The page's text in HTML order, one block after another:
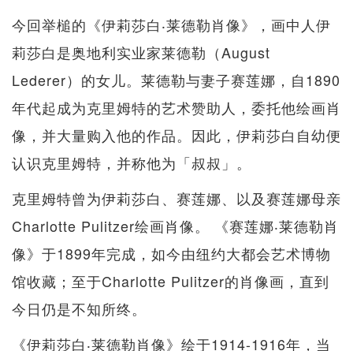
今回举槌的《伊莉莎白‧莱德勒肖像》，画中人伊
莉莎白是奥地利实业家莱德勒（August
Lederer）的女儿。莱德勒与妻子赛莲娜，自1890
年代起成为克里姆特的艺术赞助人，委托他绘画肖
像，并大量购入他的作品。因此，伊莉莎白自幼便
认识克里姆特，并称他为「叔叔」。
克里姆特曾为伊莉莎白、赛莲娜、以及赛莲娜母亲
Charlotte Pulitzer绘画肖像。 《赛莲娜‧莱德勒肖
像》于1899年完成，如今由纽约大都会艺术博物
馆收藏；至于Charlotte Pulitzer的肖像画，直到
今日仍是不知所终。
《伊莉莎白‧莱德勒肖像》绘于1914-1916年，当